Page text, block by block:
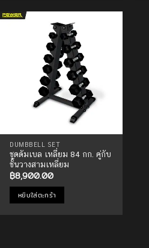
DUMBBELL SET
ชุดดัมเบล เหลี่ยม 84 กก. คู่กับ
ชั้นวางสามเหลี่ยม
฿8,900.00
หยิบใส่ตะกร้า